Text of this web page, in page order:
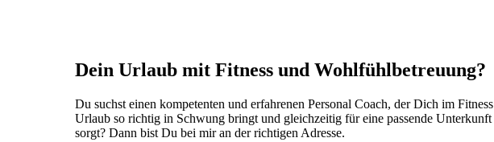
Dein Urlaub mit Fitness und Wohlfühlbetreuung?
Du suchst einen kompetenten und erfahrenen Personal Coach, der Dich im Fitness
Urlaub so richtig in Schwung bringt und gleichzeitig für eine passende Unterkunft
sorgt? Dann bist Du bei mir an der richtigen Adresse.